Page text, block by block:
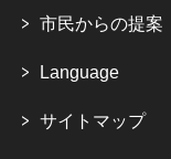
市民からの提案
Language
サイトマップ